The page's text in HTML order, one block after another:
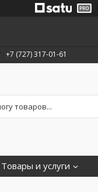
+7 (727) 317-01-61
Товары и услуги